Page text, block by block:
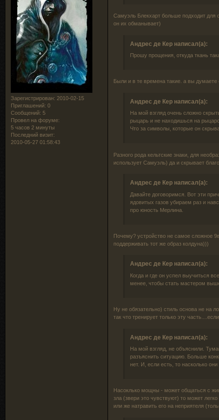
Зарегистрирован: 2010-02-15
Приглашений: 0
Сообщений: 5
Провел на форуме:
5 часов 2 минуты
Последний визит:
2010-05-27 01:58:43
Самуэль Блекхарт больше подходит для
он их обманывает)
Андрес де Кер написал(а):
Прошу прощения, откуда ткань
Были и в те времена такие. а вы думаете
Андрес де Кер написал(а):
На мой взгляд очень сложно
рыцарь и не находишься на
Что за символы, которые он
Разного рода кельтские знаки, для
использует Самуэль) да и скрывает
Андрес де Кер написал(а):
Давайте договоримся. Вот эти
ядовитых газов убираем раз и
про юность Мерлина.
Почему? устройство не самое сложное
поддерживать тот же образ колдуна)))
Андрес де Кер написал(а):
Когда и где он успел выучиться
менее, чтобы стать мастером
Ну не обязательно) стиль основа не на
так что тренирует только эту
Андрес де Кер написал(а):
На мой взгляд, не объяснили.
разъяснить ситуацию. Больше
нет. И, если есть, то насколько
Насоклько мощны - может общаться с
зла (звери это чувствуют) то может
или же натравить его на неприятеля